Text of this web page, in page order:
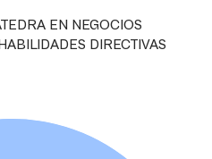
EN NEGOCIOS
DIRECTIVAS